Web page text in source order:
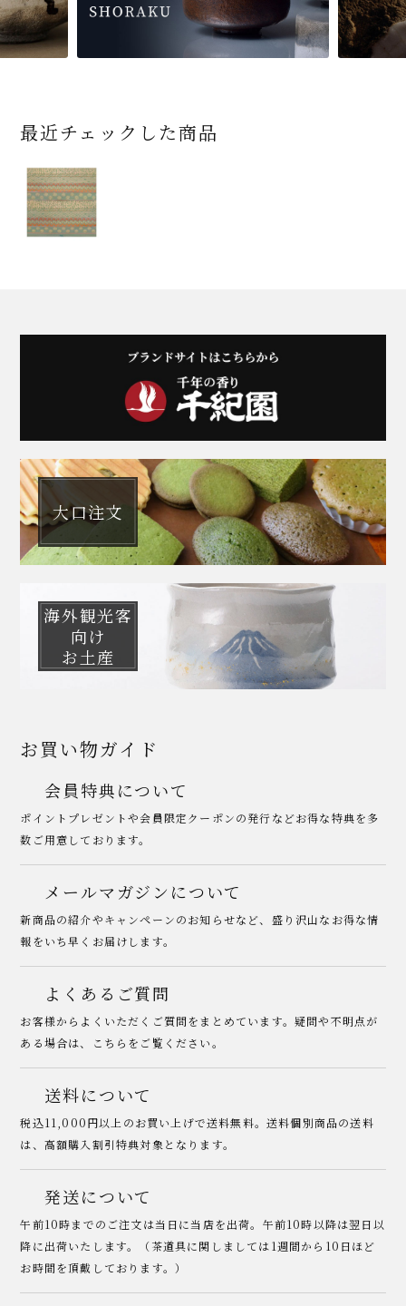
最近チェックした商品
大口注文
海外観光客
向け
お土産
お買い物ガイド
会員特典について
ポイントプレゼントや会員限定クーポンの発行などお得な特典を多
数ご用意しております。
メールマガジンについて
新商品の紹介やキャンペーンのお知らせなど、盛り沢山なお得な情
報をいち早くお届けします。
よくあるご質問
お客様からよくいただくご質問をまとめています。疑問や不明点が
ある場合は、こちらをご覧ください。
送料について
税込11,000円以上のお買い上げで送料無料。送料個別商品の送料
は、高額購入割引特典対象となります。
発送について
午前10時までのご注文は当日に当店を出荷。午前10時以降は翌日以
降に出荷いたします。（茶道具に関しましては1週間から10日ほど
お時間を頂戴しております。）